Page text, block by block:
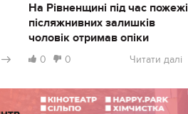
На Рівненщині під час пожежі
післяжнивних залишків
чоловік отримав опіки
0 0 Читати далі